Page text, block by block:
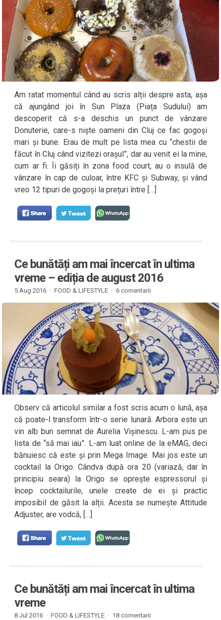
Am ratat momentul când au scris alții despre asta, așa
că ajungând joi în Sun Plaza (Piața Sudului) am
descoperit că s-a deschis un punct de vânzare
Donuterie, care-s niște oameni din Cluj ce fac gogoși
mari și bune. Erau de mult pe lista mea cu “chestii de
făcut în Cluj când vizitezi orașul”, dar au venit ei la mine,
cum ar fi. Îi găsiți în zona food court, au o insulă de
vânzare în cap de culoar, între KFC și Subway, și vând
vreo 12 tipuri de gogoși la prețuri între […]
Ce bunătăți am mai încercat în ultima
vreme – ediția de august 2016
5 Aug 2016 · FOOD & LIFESTYLE · 6 comentarii
Observ că articolul similar a fost scris acum o lună, așa
că poate-l transform într-o serie lunară. Arbora este un
vin alb bun semnat de Aurelia Vișinescu. L-am pus pe
lista de “să mai iau”. L-am luat online de la eMAG, deci
bănuiesc că este și prin Mega Image. Mai jos este un
cocktail la Origo. Cândva după ora 20 (variază, dar în
principiu seara) la Origo se oprește espressorul și
încep cocktailurile, unele create de ei și practic
imposibil de găsit la alții. Acesta se numește Attitude
Adjuster, are vodcă, […]
Ce bunătăți am mai încercat în ultima
vreme
8 Jul 2016 · FOOD & LIFESTYLE · 18 comentarii